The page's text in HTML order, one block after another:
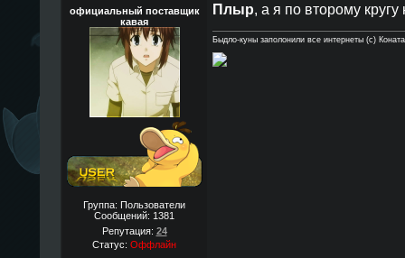
официальный поставщик
кавая
Группа: Пользователи
Сообщений: 1381
Репутация: 24
Статус: Оффлайн
Плыр, а я по второму кругу
Быдло-куны заполонили все интернеты (с)